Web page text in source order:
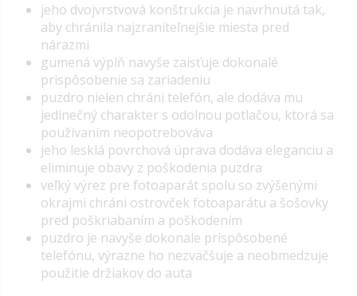
jeho dvojvrstvová konštrukcia je navrhnutá tak,
aby chránila najzraniteľnejšie miesta pred
nárazmi
gumená výplň navyše zaisťuje dokonalé
prispôsobenie sa zariadeniu
puzdro nielen chráni telefón, ale dodáva mu
jedinečný charakter s odolnou potlačou, ktorá sa
používaním neopotrebováva
jeho lesklá povrchová úprava dodáva eleganciu a
eliminuje obavy z poškodenia puzdra
veľký výrez pre fotoaparát spolu so zvýšenými
okrajmi chráni ostrovček fotoaparátu a šošovky
pred poškriabaním a poškodením
puzdro je navyše dokonale prispôsobené
telefónu, výrazne ho nezväčšuje a neobmedzuje
použitie držiakov do auta